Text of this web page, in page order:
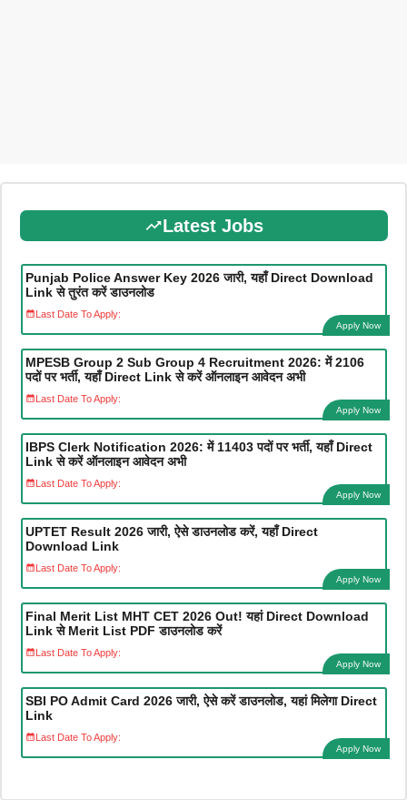
Latest Jobs
Punjab Police Answer Key 2026 जारी, यहाँ Direct Download
Link से तुरंत करें डाउनलोड
Last Date To Apply:
Apply Now
MPESB Group 2 Sub Group 4 Recruitment 2026: में 2106
पदों पर भर्ती, यहाँ Direct Link से करें ऑनलाइन आवेदन अभी
Last Date To Apply:
Apply Now
IBPS Clerk Notification 2026: में 11403 पदों पर भर्ती, यहाँ Direct
Link से करें ऑनलाइन आवेदन अभी
Last Date To Apply:
Apply Now
UPTET Result 2026 जारी, ऐसे डाउनलोड करें, यहाँ Direct
Download Link
Last Date To Apply:
Apply Now
Final Merit List MHT CET 2026 Out! यहां Direct Download
Link से Merit List PDF डाउनलोड करें
Last Date To Apply:
Apply Now
SBI PO Admit Card 2026 जारी, ऐसे करें डाउनलोड, यहां मिलेगा Direct
Link
Last Date To Apply:
Apply Now